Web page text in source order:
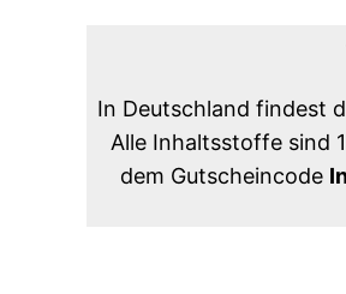
In Deutschland findest
Alle Inhaltsstoffe sind
dem Gutscheincode